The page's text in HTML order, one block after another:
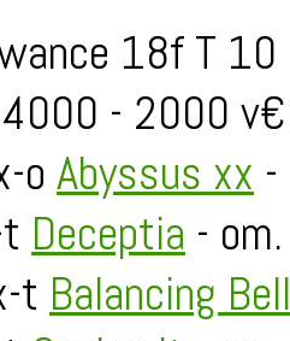
18f T
- 2000 v€
o Abyssus xx
Deceptia -
t Balancing